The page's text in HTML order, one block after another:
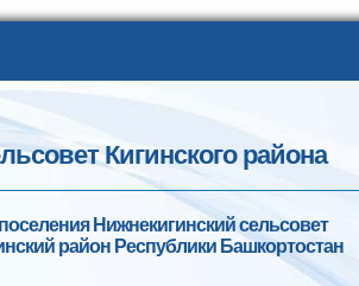
Кигинского района
Нижнекигинский сельсовет
район Республики Башкортостан